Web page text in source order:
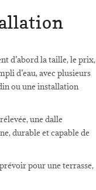
d’abord la taille, le prix,
d’eau, avec plusieurs
ou une installation
une dalle
durable et capable de
pour une terrasse,